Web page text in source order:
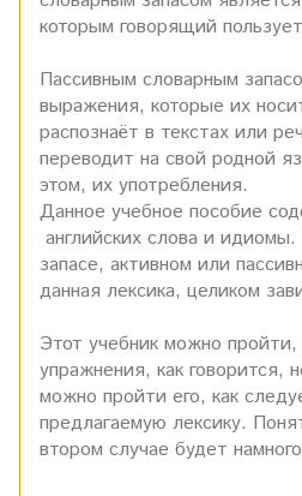
которым говорящий
Пассивным словарным
выражения, которые их
распознаёт в текстах или
переводит на свой родной
этом, их употребления.
Данное учебное пособие
английских слова и
запасе, активном или
данная лексика, целиком
Этот учебник можно пройти,
упражнения, как говорится,
можно пройти его, как
предлагаемую лексику.
втором случае будет